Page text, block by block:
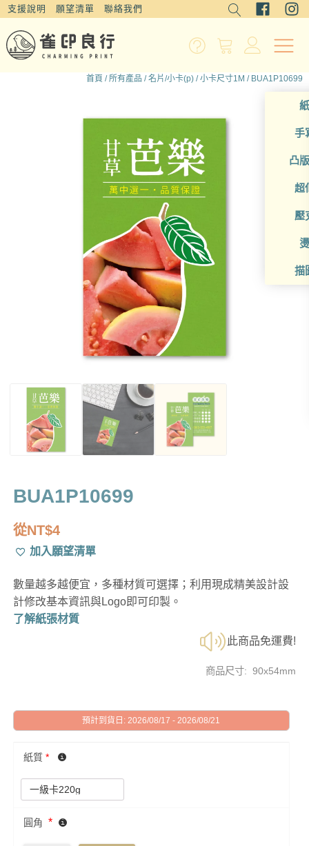
支援說明 願望清單 聯絡我們
手
凸
超
壓
描
首頁 /所有產品 /名片/小卡(p) /小卡尺寸1M / BUA1P10699
BUA1P10699
從NT$4
加入願望清單
數量越多越便宜，多種材質可選擇；利用現成精美設計設
計修改基本資訊與Logo即可印製。
了解紙張材質
此商品免運費!
商品尺寸: 90x54mm
預計到貨日: 2026/08/17 - 2026/08/21
紙質 *
圓角 *